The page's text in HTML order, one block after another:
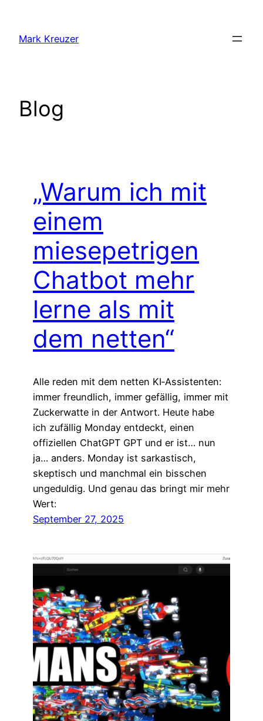
springen
Mark Kreuzer
Blog
„Warum ich mit
einem
miesepetrigen
Chatbot mehr
lerne als mit
dem netten“
Alle reden mit dem netten KI‑Assistenten:
immer freundlich, immer gefällig, immer mit
Zuckerwatte in der Antwort. Heute habe
ich zufällig Monday entdeckt, einen
offiziellen ChatGPT GPT und er ist… nun
ja… anders. Monday ist sarkastisch,
skeptisch und manchmal ein bisschen
ungeduldig. Und genau das bringt mir mehr
Wert:
September 27, 2025